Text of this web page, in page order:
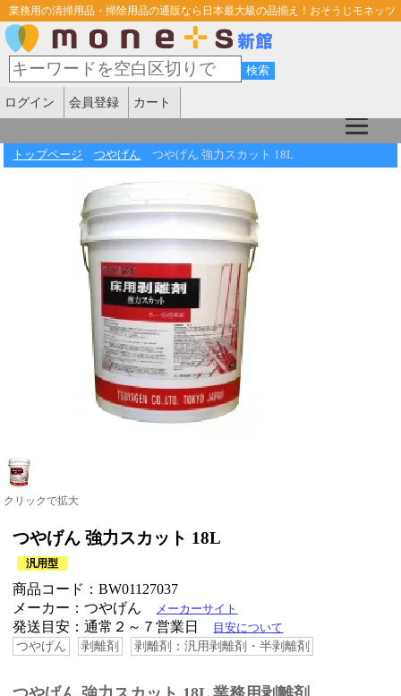
業務用の清掃用品・掃除用品の通販なら日本最大級の品揃え！おそうじモネッツ
ログイン 会員登録 カート
トップページ つやげん つやげん 強力スカット 18L
クリックで拡大
つやげん 強力スカット 18L
汎用型
商品コード：BW01127037
メーカー：つやげん
メーカーサイト
発送目安：通常２～７営業日 目安について
つやげん 剥離剤 剥離剤：汎用剥離剤・半剥離剤